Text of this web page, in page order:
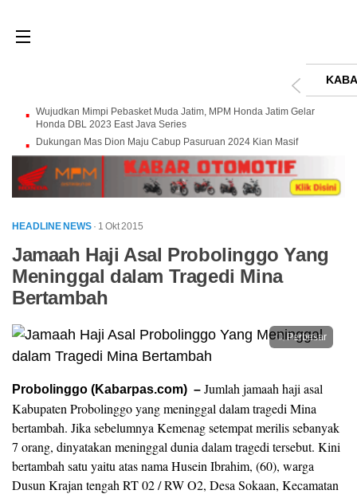
Wujudkan Mimpi Pebasket Muda Jatim, MPM Honda Jatim Gelar
Honda DBL 2023 East Java Series
Dukungan Mas Dion Maju Cabup Pasuruan 2024 Kian Masif
HEADLINE NEWS · 1 Okt 2015
Jamaah Haji Asal Probolinggo Yang
Meninggal dalam Tragedi Mina
Bertambah
Perbesar
Probolinggo (Kabarpas.com) – Jumlah jamaah haji asal
Kabupaten Probolinggo yang meninggal dalam tragedi Mina
bertambah. Jika sebelumnya Kemenag setempat merilis sebanyak
7 orang, dinyatakan meninggal dunia dalam tragedi tersebut. Kini
bertambah satu yaitu atas nama Husein Ibrahim, (60), warga
Dusun Krajan tengah RT 02 / RW O2, Desa Sokaan, Kecamatan